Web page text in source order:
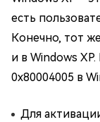
есть
Конечно, тот
и в Windows
0x80004005 в
Для